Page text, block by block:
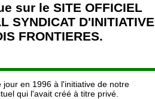
sur le SITE OFFICIEL
SYNDICAT D'INITIATIVE
FRONTIERES.
jour en 1996 à l'initiative de notre
qui l'avait créé à titre privé.